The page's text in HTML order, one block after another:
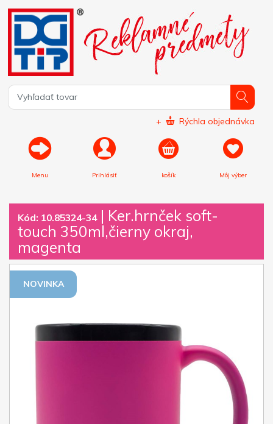
+ Rýchla objednávka
Menu Prihlásiť košík Môj výber
Kód: 10.85324-34| Ker.hrnček soft-
touch 350ml,čierny okraj,
magenta
NOVINKA